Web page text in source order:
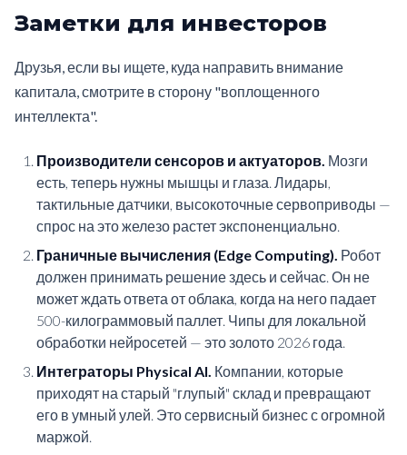
Заметки для инвесторов
Друзья, если вы ищете, куда направить внимание
капитала, смотрите в сторону "воплощенного
интеллекта".
Производители сенсоров и актуаторов. Мозги
есть, теперь нужны мышцы и глаза. Лидары,
тактильные датчики, высокоточные сервоприводы —
спрос на это железо растет экспоненциально.
Граничные вычисления (Edge Computing). Робот
должен принимать решение здесь и сейчас. Он не
может ждать ответа от облака, когда на него падает
500-килограммовый паллет. Чипы для локальной
обработки нейросетей — это золото 2026 года.
Интеграторы Physical AI. Компании, которые
приходят на старый "глупый" склад и превращают
его в умный улей. Это сервисный бизнес с огромной
маржой.